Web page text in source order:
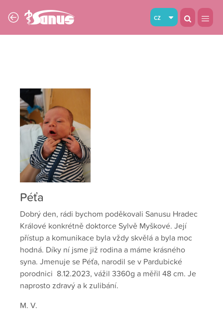
cz
Péťa
Dobrý den, rádi bychom poděkovali Sanusu Hradec
Králové konkrétně doktorce Sylvě Myškové. Její
přístup a komunikace byla vždy skvělá a byla moc
hodná. Díky ní jsme již rodina a máme krásného
syna. Jmenuje se Péťa, narodil se v Pardubické
porodnici 8.12.2023, vážil 3360g a měřil 48 cm. Je
naprosto zdravý a k zulibání.
M. V.